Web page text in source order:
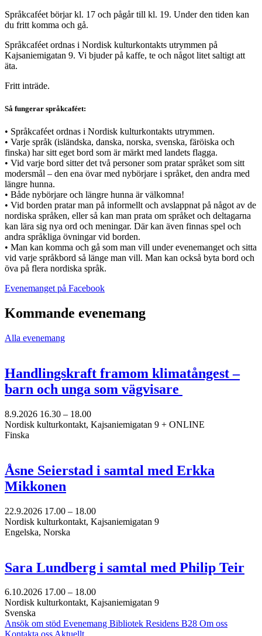
Språkcaféet börjar kl. 17 och pågår till kl. 19. Under den tiden kan
du fritt komma och gå.
Språkcaféet ordnas i Nordisk kulturkontakts utrymmen på
Kajsaniemigatan 9. Vi bjuder på kaffe, te och något litet saltigt att
äta.
Fritt inträde.
Så fungerar språkcaféet:
• Språkcaféet ordnas i Nordisk kulturkontakts utrymmen.
• Varje språk (isländska, danska, norska, svenska, färöiska och
finska) har sitt eget bord som är märkt med landets flagga.
• Vid varje bord sitter det två personer som pratar språket som sitt
modersmål – den ena övar med nybörjare i språket, den andra med
längre hunna.
• Både nybörjare och längre hunna är välkomna!
• Vid borden pratar man på informellt och avslappnat på något av de
nordiska språken, eller så kan man prata om språket och deltagarna
kan lära sig nya ord och meningar. Där kan även finnas spel och
andra språkliga övningar vid borden.
• Man kan komma och gå som man vill under evenemanget och sitta
vid varje språkbord så länge man vill. Man kan också byta bord och
öva på flera nordiska språk.
Evenemanget på FacebookÖppnas
ny
Kommande evenemang
Alla evenemang
Handlingskraft framom klimatångest –
barn och unga som vägvisare
8.9.2026 16.30 – 18.00
Nordisk kulturkontakt, Kajsaniemigatan 9 + ONLINE
Finska
Åsne Seierstad i samtal med Erkka
Mikkonen
22.9.2026 17.00 – 18.00
Nordisk kulturkontakt, Kajsaniemigatan 9
Engelska, Norska
Sara Lundberg i samtal med Philip Teir
6.10.2026 17.00 – 18.00
Nordisk kulturkontakt, Kajsaniemigatan 9
Svenska
Ansök om stöd Evenemang Bibliotek Residens B28 Om oss